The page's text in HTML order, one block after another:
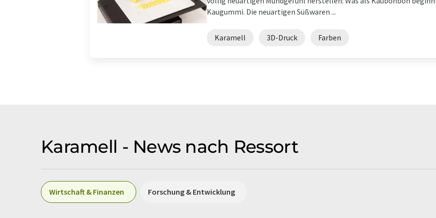
Kaugummi. Die neuartigen Süßwaren ...
Karamell 3D-Druck Farben
Karamell - News nach Ressort
Wirtschaft & Finanzen Forschung & Entwicklung